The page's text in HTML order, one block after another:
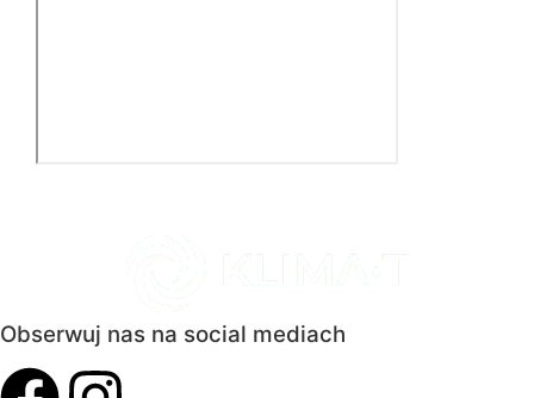
Obserwuj nas na social mediach